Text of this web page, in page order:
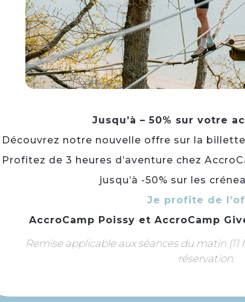
Animation Quiz
Lancement du film à la tombée
Cet évènement est organisé
Distractions et loisirs
Jusqu’à – 50% sur votre
Découvrez notre nouvelle offre sur la
Profitez de 3 heures d’aventure chez
jusqu’à -50% sur les
Je profite de
AccroCamp Poissy et AccroCamp
Remise applicable aux séances du matin (11
réservation.